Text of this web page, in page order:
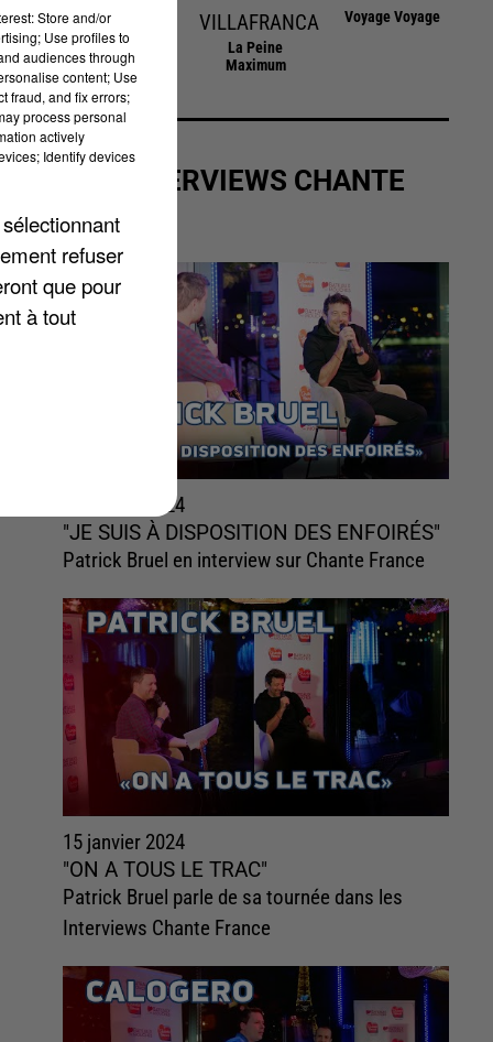
BALAVOINE
Sos D'un Terrien
En Detresse
VILLAFRANCA
La Peine
Maximum
Voyage Voyage
LES INTERVIEWS CHANTE
FRANCE
15 janvier 2024
"JE SUIS À DISPOSITION DES ENFOIRÉS"
Patrick Bruel en interview sur Chante France
15 janvier 2024
"ON A TOUS LE TRAC"
Patrick Bruel parle de sa tournée dans les
Interviews Chante France
Store and/or
Use profiles to
audiences through
content; Use
fraud, and fix errors;
process personal
actively
Identify devices
refuser
que pour
à tout